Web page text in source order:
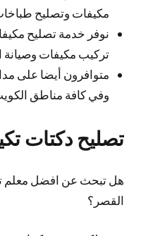
مكيفات وتصليح
نوفر خدمة تصليح
تركيب مكيفات وصيانة
وفي كافة مناطق
تصليح دكتات
هل تبحث عن افضل معلم
القصر؟